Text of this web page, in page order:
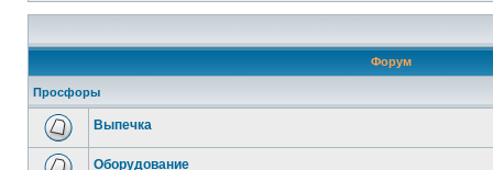
Форум
Просфоры
Выпечка
Оборудование